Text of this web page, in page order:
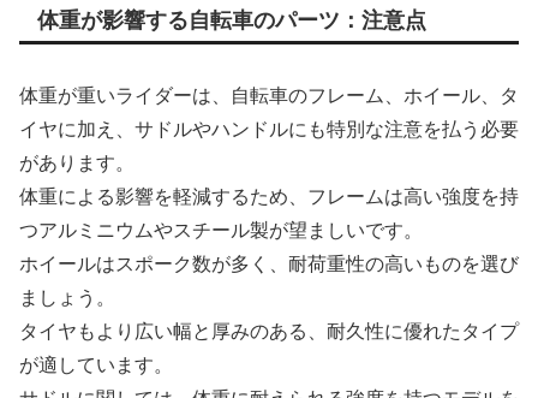
体重が影響する自転車のパーツ：注意点
体重が重いライダーは、自転車のフレーム、ホイール、タ
イヤに加え、サドルやハンドルにも特別な注意を払う必要
があります。
体重による影響を軽減するため、フレームは高い強度を持
つアルミニウムやスチール製が望ましいです。
ホイールはスポーク数が多く、耐荷重性の高いものを選び
ましょう。
タイヤもより広い幅と厚みのある、耐久性に優れたタイプ
が適しています。